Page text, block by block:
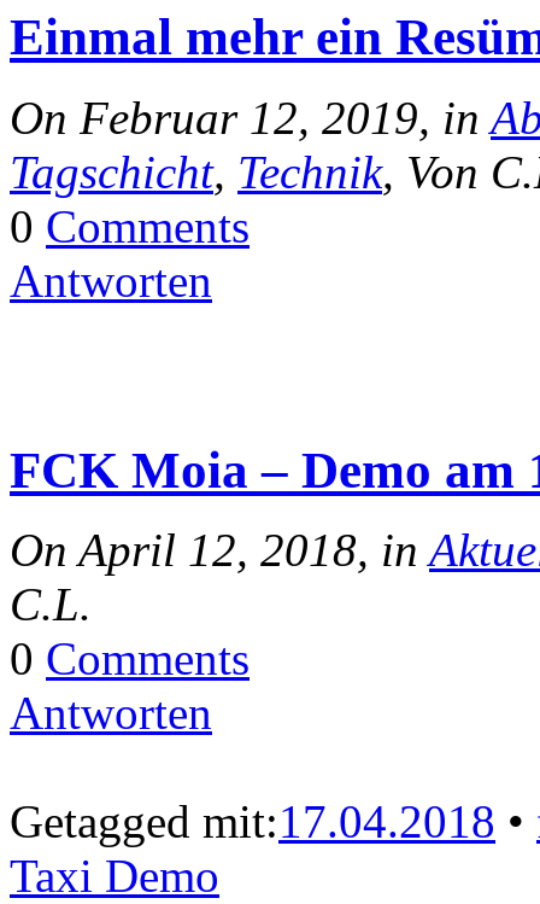
Einmal mehr ein
On Februar 12, 2019, in
Tagschicht, Technik, Von
0 Comments
Antworten
FCK Moia – Demo am
On April 12, 2018, in
C.L.
0 Comments
Antworten
Getagged mit:17.04.2018 •
Taxi Demo